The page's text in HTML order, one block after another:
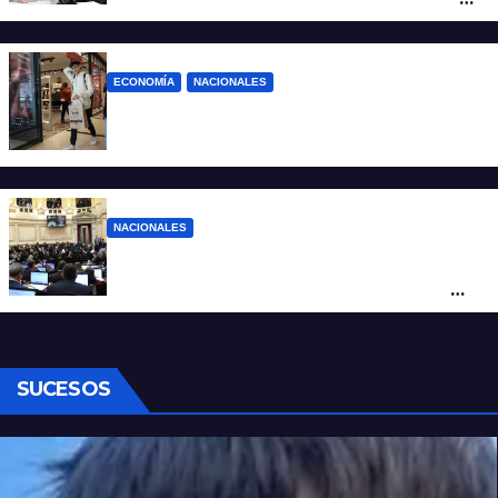
o estúpidos”
ECONOMÍA NACIONALES
NACIONALES
Senado
SUCESOS